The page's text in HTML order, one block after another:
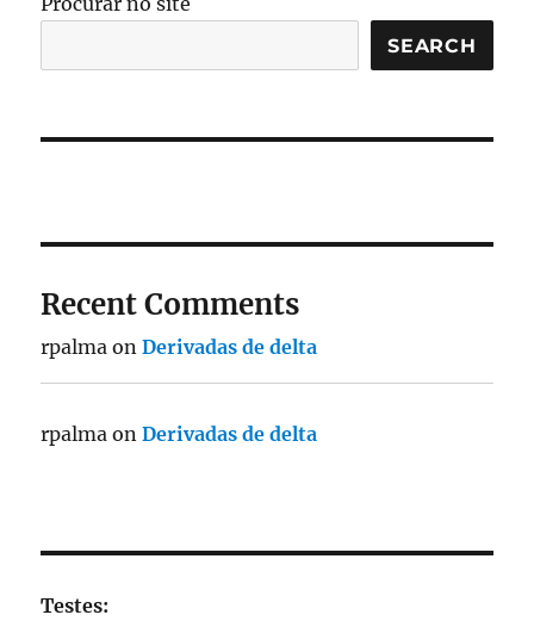
SEARCH
Recent Comments
rpalma onDerivadas de delta
rpalma onDerivadas de delta
Testes: